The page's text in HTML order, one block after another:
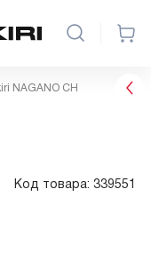
NAGANO CH
Код товара: 339551